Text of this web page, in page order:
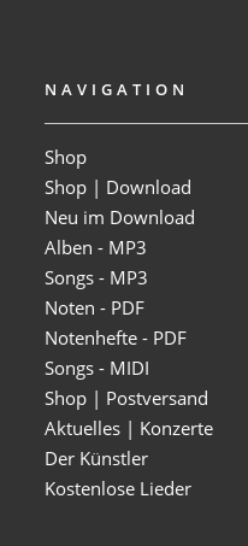
NAVIGATION
Shop
Shop | Download
Neu im Download
Alben - MP3
Songs - MP3
Noten - PDF
Notenhefte - PDF
Songs - MIDI
Shop | Postversand
Aktuelles | Konzerte
Der Künstler
Kostenlose Lieder